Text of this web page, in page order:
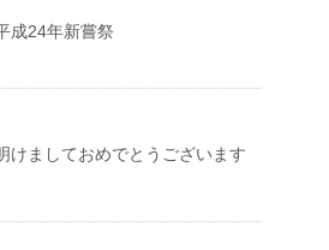
成24年新嘗祭
けましておめでとうございます